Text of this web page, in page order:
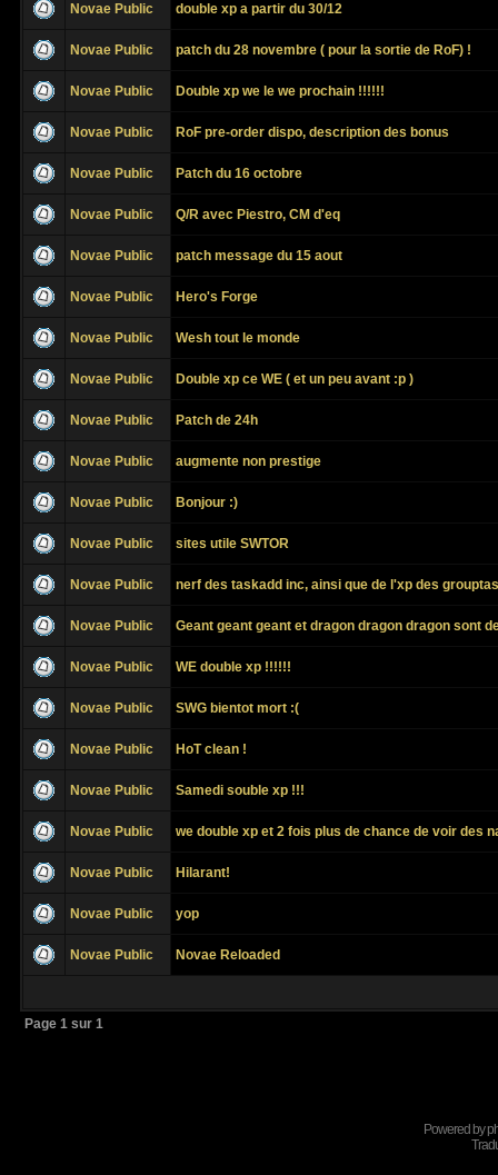
Novae Public double xp a partir du 30/12
Novae Public patch du 28 novembre ( pour la sortie de RoF) !
Novae Public Double xp we le we prochain !!!!!!
Novae Public RoF pre-order dispo, description des bonus
Novae Public Patch du 16 octobre
Novae Public Q/R avec Piestro, CM d'eq
Novae Public patch message du 15 aout
Novae Public Hero's Forge
Novae Public Wesh tout le monde
Novae Public Double xp ce WE ( et un peu avant :p )
Novae Public Patch de 24h
Novae Public augmente non prestige
Novae Public Bonjour :)
Novae Public sites utile SWTOR
Novae Public nerf des taskadd inc, ainsi que de l'xp des
Novae Public Geant geant geant et dragon dragon dragon sont
Novae Public WE double xp !!!!!!
Novae Public SWG bientot mort :(
Novae Public HoT clean !
Novae Public Samedi souble xp !!!
Novae Public we double xp et 2 fois plus de chance de voir des
Novae Public Hilarant!
Novae Public yop
Novae Public Novae Reloaded
Page 1 sur 1
Powered by